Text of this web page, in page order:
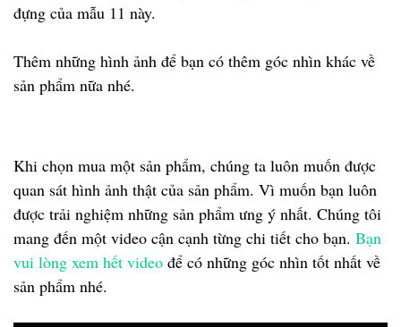
đựng của mẫu 11 này.
Thêm những hình ảnh để bạn có thêm góc nhìn khác về
sản phẩm nữa nhé.
Khi chọn mua một sản phẩm, chúng ta luôn muốn được
quan sát hình ảnh thật của sản phẩm. Vì muốn bạn luôn
được trải nghiệm những sản phẩm ưng ý nhất. Chúng tôi
mang đến một video cận cạnh từng chi tiết cho bạn. Bạn
vui lòng xem hết video để có những góc nhìn tốt nhất về
sản phẩm nhé.